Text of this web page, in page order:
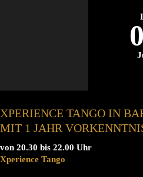
XPERIENCE TANGO IN
MIT 1 JAHR
von 20.30 bis 22.00 Uhr
Xperience Tango